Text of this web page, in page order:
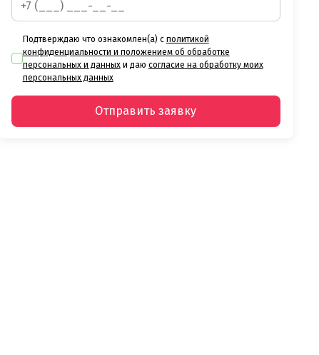
Подтверждаю что ознакомлен(а) с политикой
конфиденциальности и положением об обработке
персональных и данныхи даю согласие на обработку моих
персональных данных
Отправить заявку